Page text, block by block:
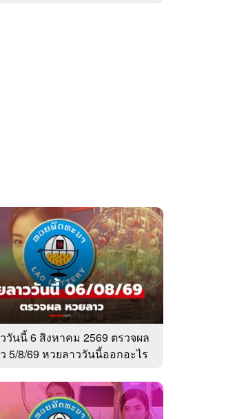
วันนี้ 6 สิงหาคม 2569 ตรวจผล
5/8/69 หวยลาววันนี้ออกอะไร